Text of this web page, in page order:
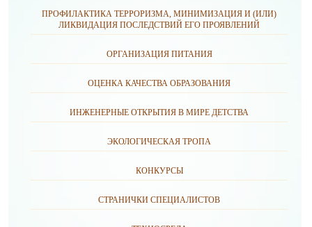
ПРОФИЛАКТИКА ТЕРРОРИЗМА, МИНИМИЗАЦИЯ И (ИЛИ)
ЛИКВИДАЦИЯ ПОСЛЕДСТВИЙ ЕГО ПРОЯВЛЕНИЙ
ОРГАНИЗАЦИЯ ПИТАНИЯ
ОЦЕНКА КАЧЕСТВА ОБРАЗОВАНИЯ
ИНЖЕНЕРНЫЕ ОТКРЫТИЯ В МИРЕ ДЕТСТВА
ЭКОЛОГИЧЕСКАЯ ТРОПА
КОНКУРСЫ
СТРАНИЧКИ СПЕЦИАЛИСТОВ